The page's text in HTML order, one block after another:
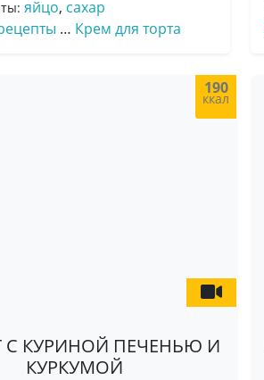
яйцо, сахар
… Крем для торта
190
ккал
С КУРИНОЙ ПЕЧЕНЬЮ И
КУРКУМОЙ